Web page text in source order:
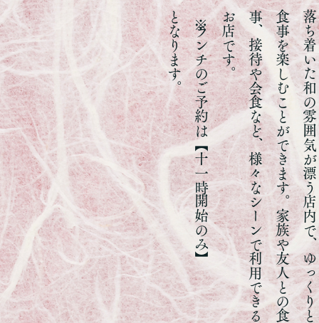
落
ち
着
い
た
和
の
雰
囲
気
が
漂
う
店
内
で
、
ゆ
っ
く
り
と
食
事
を
楽
し
む
こ
と
が
で
き
ま
す
。
家
族
や
友
人
と
の
食
事
、
接
待
や
会
食
な
ど
、
様
々
な
シ
ー
ン
で
利
用
で
き
る
お
店
で
す
。
​※ランチのご予約は【十一時開始のみ】
となります。